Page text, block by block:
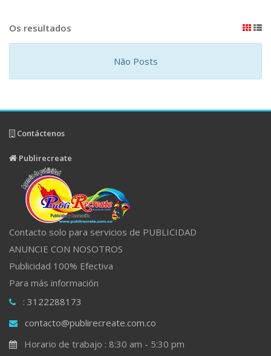
Os resultados
Não Posts
Contáctenos
Publirecreate
Contacto solo para servicios de PUBLICIDAD
ANUNCIE CON NOSOTROS
Publicidad 100% Efectiva
Para más información
: 3122288173
contacto@publirecreate.com.co
Horario de trabajo : 8:30 am - 5:30 pm